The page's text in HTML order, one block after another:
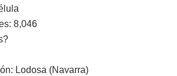
8,046
Lodosa (Navarra)